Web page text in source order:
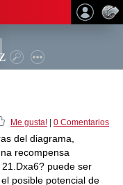
Me gusta! 0 Comentarios
del diagrama,
recompensa
puede ser
posible potencial de